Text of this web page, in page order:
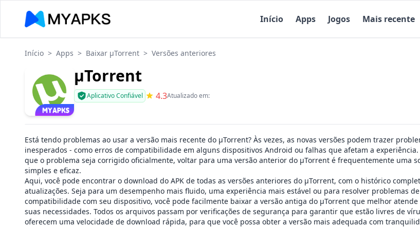
Início Apps Jogos Mais recente
Início > Apps > Baixar μTorrent > Versões anteriores
μTorrent
Aplicativo Confiável 4.3Atualizado em:
Está tendo problemas ao usar a versão mais recente do μTorrent? Às vezes, as novas versões podem trazer
inesperados - como erros de compatibilidade em alguns dispositivos Android ou falhas que afetam a experiência.
que o problema seja corrigido oficialmente, voltar para uma versão anterior do μTorrent é frequentemente uma
simples e eficaz.
Aqui, você pode encontrar o download do APK de todas as versões anteriores do μTorrent, com o histórico
atualizações. Seja para um desempenho mais fluido, uma experiência mais estável ou para resolver problemas de
compatibilidade com seu dispositivo, você pode facilmente baixar a versão antiga do μTorrent que melhor atende
suas necessidades. Todos os arquivos passam por verificações de segurança para garantir que estão livres de
oferecem uma velocidade de download rápida, para que você possa obter a versão mais adequada com